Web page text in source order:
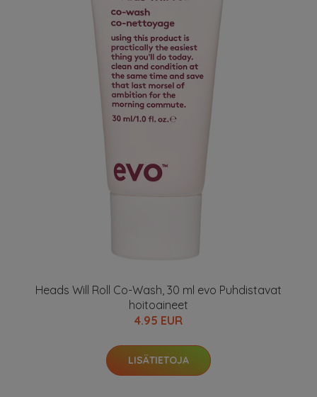
Heads Will Roll Co-Wash, 30 ml evo Puhdistavat
hoitoaineet
4.95 EUR
LISÄTIETOJA